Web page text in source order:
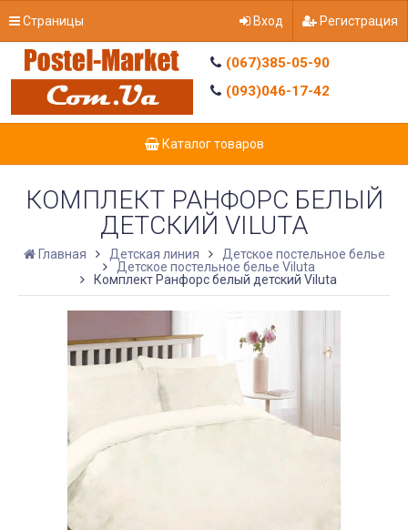
Страницы Вход Регистрация
(067)385-05-90
(093)046-17-42
Каталог товаров
КОМПЛЕКТ РАНФОРС БЕЛЫЙ
ДЕТСКИЙ VILUTA
Главная Детская линия
Детское постельное белье
Детское постельное белье Viluta
Комплект Ранфорс белый детский Viluta